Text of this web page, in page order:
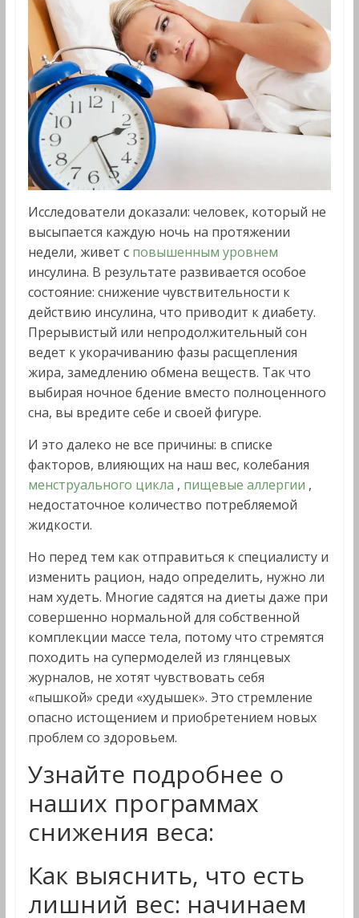
Исследователи доказали: человек, который не
высыпается каждую ночь на протяжении
недели, живет с повышенным уровнем
инсулина. В результате развивается особое
состояние: снижение чувствительности к
действию инсулина, что приводит к диабету.
Прерывистый или непродолжительный сон
ведет к укорачиванию фазы расщепления
жира, замедлению обмена веществ. Так что
выбирая ночное бдение вместо полноценного
сна, вы вредите себе и своей фигуре.
И это далеко не все причины: в списке
факторов, влияющих на наш вес, колебания
менструального цикла , пищевые аллергии ,
недостаточное количество потребляемой
жидкости.
Но перед тем как отправиться к специалисту и
изменить рацион, надо определить, нужно ли
нам худеть. Многие садятся на диеты даже при
совершенно нормальной для собственной
комплекции массе тела, потому что стремятся
походить на супермоделей из глянцевых
журналов, не хотят чувствовать себя
«пышкой» среди «худышек». Это стремление
опасно истощением и приобретением новых
проблем со здоровьем.
Узнайте подробнее о
наших программах
снижения веса:
Как выяснить, что есть
лишний вес: начинаем